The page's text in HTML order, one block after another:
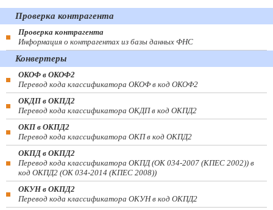
Проверка контрагента
Проверка контрагента
Информация о контрагентах из базы данных ФНС
Конвертеры
ОКОФ в ОКОФ2
Перевод кода классификатора ОКОФ в код ОКОФ2
ОКДП в ОКПД2
Перевод кода классификатора ОКДП в код ОКПД2
ОКП в ОКПД2
Перевод кода классификатора ОКП в код ОКПД2
ОКПД в ОКПД2
Перевод кода классификатора ОКПД (ОК 034-2007 (КПЕС 2002)) в
код ОКПД2 (ОК 034-2014 (КПЕС 2008))
ОКУН в ОКПД2
Перевод кода классификатора ОКУН в код ОКПД2